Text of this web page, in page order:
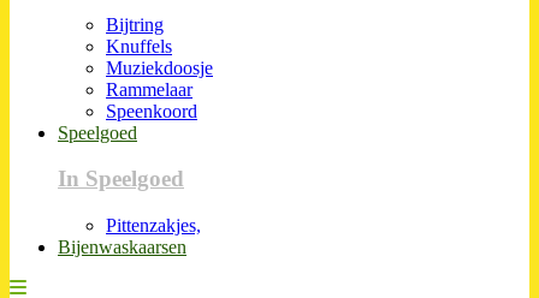
Bijtring
Knuffels
Muziekdoosje
Rammelaar
Speenkoord
Speelgoed
In Speelgoed
Pittenzakjes,
Bijenwaskaarsen